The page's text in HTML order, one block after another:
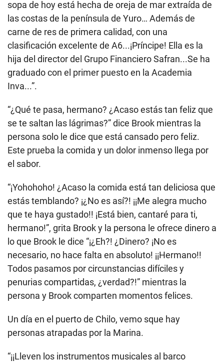
sopa de hoy está hecha de oreja de mar extraída de
las costas de la península de Yuro… Además de
carne de res de primera calidad, con una
clasificación excelente de A6...¡Príncipe! Ella es la
hija del director del Grupo Financiero Safran...Se ha
graduado con el primer puesto en la Academia
Inva...”.
“¿Qué te pasa, hermano? ¿Acaso estás tan feliz que
se te saltan las lágrimas?” dice Brook mientras la
persona solo le dice que está cansado pero feliz.
Este prueba la comida y un dolor inmenso llega por
el sabor.
“¡Yohohoho! ¿Acaso la comida está tan deliciosa que
estás temblando? ¡¿No es así?! ¡¡Me alegra mucho
que te haya gustado!! ¡Está bien, cantaré para ti,
hermano!”, grita Brook y la persona le ofrece dinero a
lo que Brook le dice “¡¿Eh?! ¿Dinero? ¡No es
necesario, no hace falta en absoluto! ¡¡Hermano!!
Todos pasamos por circunstancias difíciles y
penurias compartidas, ¿verdad?!” mientras la
persona y Brook comparten momentos felices.
Un día en el puerto de Chilo, vemo sque hay
personas atrapadas por la Marina.
“¡¡Lleven los instrumentos musicales al barco